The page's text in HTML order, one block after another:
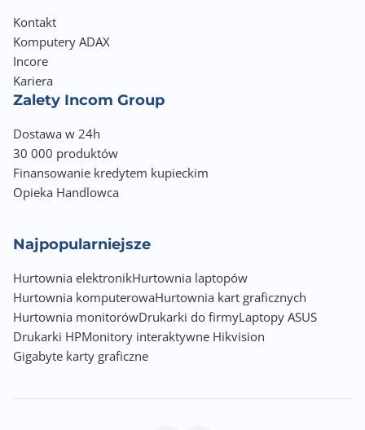
Kontakt
Komputery ADAX
Incore
Kariera
Zalety Incom Group
Dostawa w 24h
30 000 produktów
Finansowanie kredytem kupieckim
Opieka Handlowca
Najpopularniejsze
Hurtownia elektronikHurtownia laptopów
Hurtownia komputerowaHurtownia kart graficznych
Hurtownia monitorówDrukarki do firmyLaptopy ASUS
Drukarki HPMonitory interaktywne Hikvision
Gigabyte karty graficzne